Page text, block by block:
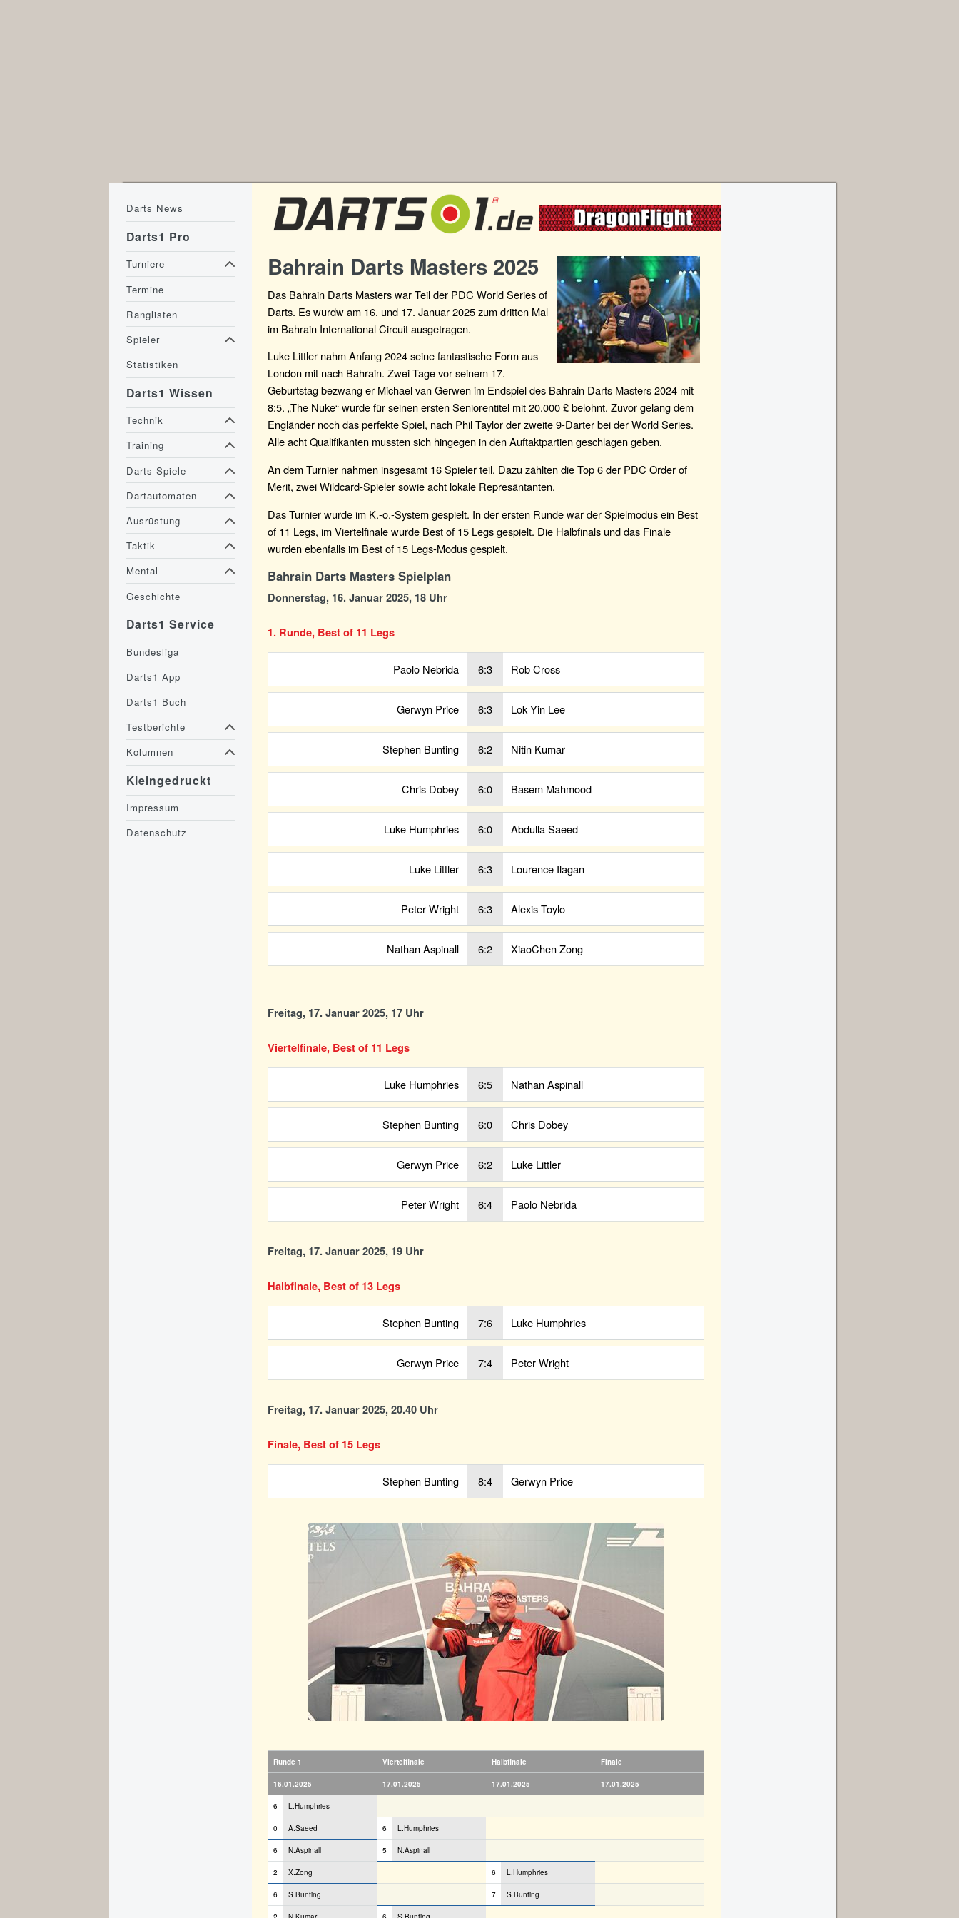
Bahrain Darts Masters 2025
Das Bahrain Darts Masters war Teil der PDC World Series of
Darts. Es wurdw am 16. und 17. Januar 2025 zum dritten Mal
im Bahrain International Circuit ausgetragen.
Luke Littler nahm Anfang 2024 seine fantastische Form aus
London mit nach Bahrain. Zwei Tage vor seinem 17.
Geburtstag bezwang er Michael van Gerwen im Endspiel des Bahrain Darts Masters 2024 mit
8:5. „The Nuke“ wurde für seinen ersten Seniorentitel mit 20.000 £ belohnt. Zuvor gelang dem
Engländer noch das perfekte Spiel, nach Phil Taylor der zweite 9-Darter bei der World Series.
Alle acht Qualifikanten mussten sich hingegen in den Auftaktpartien geschlagen geben.
An dem Turnier nahmen insgesamt 16 Spieler teil. Dazu zählten die Top 6 der PDC Order of
Merit, zwei Wildcard-Spieler sowie acht lokale Represäntanten.
Das Turnier wurde im K.-o.-System gespielt. In der ersten Runde war der Spielmodus ein Best
of 11 Legs, im Viertelfinale wurde Best of 15 Legs gespielt. Die Halbfinals und das Finale
wurden ebenfalls im Best of 15 Legs-Modus gespielt.
Bahrain Darts Masters Spielplan
Donnerstag, 16. Januar 2025, 18 Uhr
1. Runde, Best of 11 Legs
Paolo Nebrida 6:3 Rob Cross
Gerwyn Price 6:3 Lok Yin Lee
Stephen Bunting 6:2 Nitin Kumar
Chris Dobey 6:0 Basem Mahmood
Luke Humphries 6:0 Abdulla Saeed
Luke Littler 6:3 Lourence Ilagan
Peter Wright 6:3 Alexis Toylo
Nathan Aspinall 6:2 XiaoChen Zong
Freitag, 17. Januar 2025, 17 Uhr
Viertelfinale, Best of 11 Legs
Luke Humphries 6:5 Nathan Aspinall
Stephen Bunting 6:0 Chris Dobey
Gerwyn Price 6:2 Luke Littler
Peter Wright 6:4 Paolo Nebrida
Freitag, 17. Januar 2025, 19 Uhr
Halbfinale, Best of 13 Legs
Stephen Bunting 7:6 Luke Humphries
Gerwyn Price 7:4 Peter Wright
Freitag, 17. Januar 2025, 20.40 Uhr
Finale, Best of 15 Legs
Stephen Bunting 8:4 Gerwyn Price
Runde 1 Viertelfinale Halbfinale Finale
16.01.2025 17.01.2025 17.01.2025 17.01.2025
6 L.Humphries
0 A.Saeed 6 L.Humphries
6 N.Aspinall 5 N.Aspinall
2 X.Zong 6 L.Humphries
6 S.Bunting 7 S.Bunting
Darts News
Darts1 Pro
Turniere
Termine
Ranglisten
Spieler
Statistiken
Darts1 Wissen
Technik
Training
Darts Spiele
Dartautomaten
Ausrüstung
Taktik
Mental
Geschichte
Darts1 Service
Bundesliga
Darts1 App
Darts1 Buch
Testberichte
Kolumnen
Kleingedruckt
Impressum
Datenschutz